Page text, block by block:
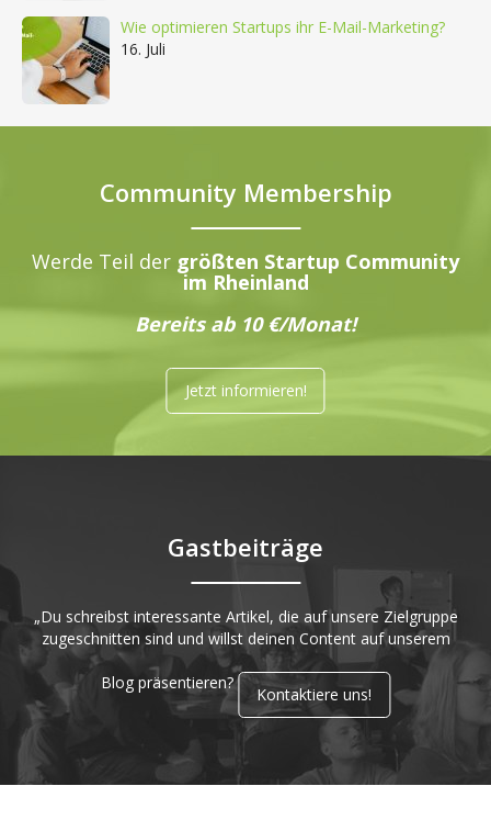
Wie optimieren Startups ihr E-Mail-Marketing?
16. Juli
Community Membership
Werde Teil der größten Startup Community
im Rheinland
Bereits ab 10 €/Monat!
Jetzt informieren!
Gastbeiträge
„Du schreibst interessante Artikel, die auf unsere Zielgruppe
zugeschnitten sind und willst deinen Content auf unserem
Blog präsentieren?
Kontaktiere uns!